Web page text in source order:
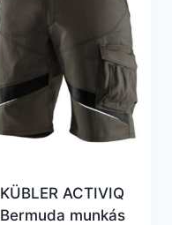
KÜBLER ACTIVIQ
Bermuda munkás